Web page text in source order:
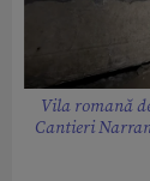
Vila romană
Cantieri